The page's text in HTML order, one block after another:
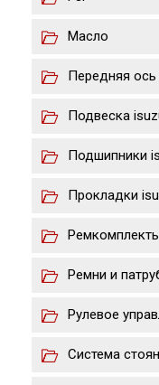
Масло
Передняя ось
Подвеска
Подшипники
Прокладки
Ремни и
Рулевое
Система